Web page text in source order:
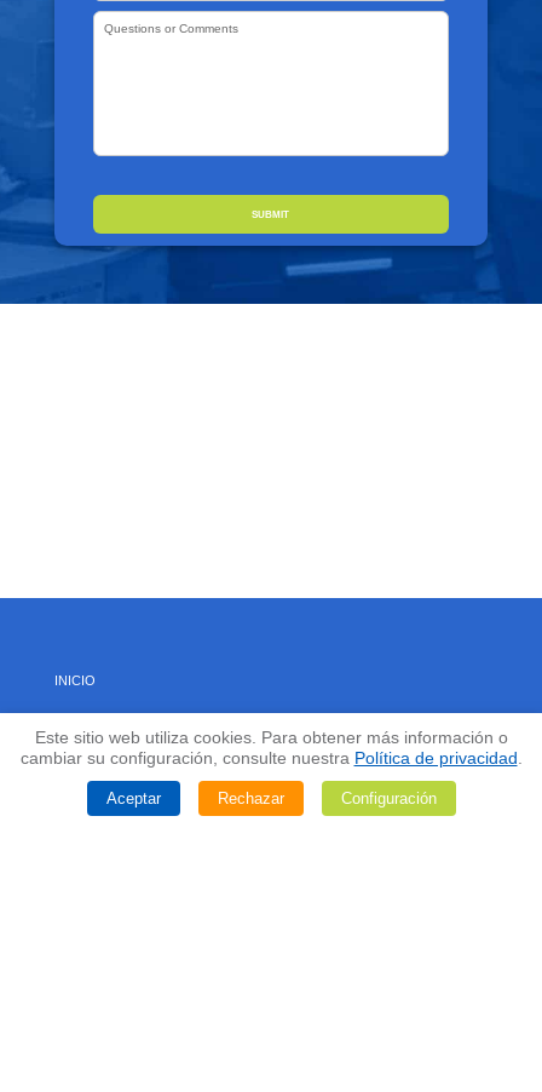
Questions
or
INICIO
ACERCA DE NOSOTROS
CAPACIDADES
Este sitio web utiliza cookies. Para obtener más información o
cambiar su configuración, consulte nuestra Política de privacidad
Aceptar Rechazar Configuración